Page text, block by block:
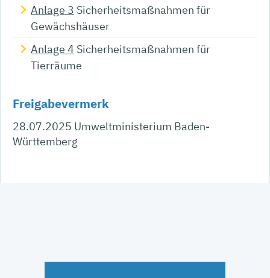
Anlage 3 Sicherheitsmaßnahmen für
Gewächshäuser
Anlage 4 Sicherheitsmaßnahmen für
Tierräume
Freigabevermerk
28.07.2025 Umweltministerium Baden-
Württemberg